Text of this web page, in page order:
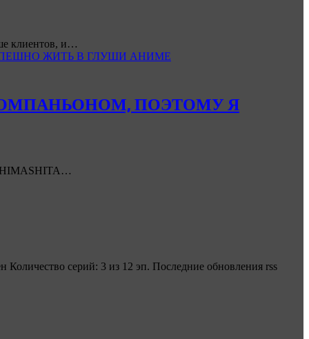
клиентов, и…
ЖИТЬ В ГЛУШИ АНИМЕ
ПОЭТОМУ Я
серий: 3 из 12 эп. Последние обновления rss